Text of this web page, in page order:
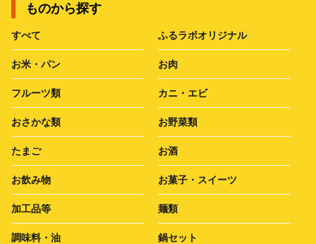
ものから探す
すべて ふるラボオリジナル
お米・パン お肉
フルーツ類 カニ・エビ
おさかな類 お野菜類
たまご お酒
お飲み物 お菓子・スイーツ
加工品等 麺類
調味料・油 鍋セット